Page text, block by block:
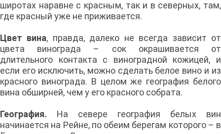
широтах наравне с красным, так и в северных, там,
где красный уже не приживается.
Цвет вина, правда, далеко не всегда зависит от
цвета винограда – сок окрашивается от
длительного контакта с виноградной кожицей, и
если его исключить, можно сделать белое вино и из
красного винограда. В целом же география белого
вина обширней, чем у его красного собрата.
География. На севере география белых вин
начинается на Рейне, по обеим берегам которого – в